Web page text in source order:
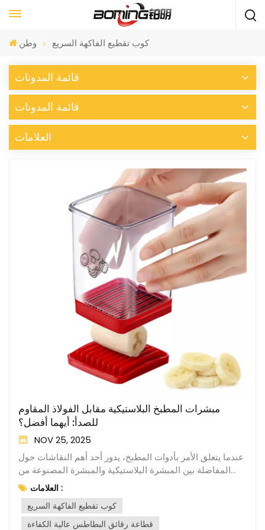
وطن كوب تقطيع الفاكهة السريع
قائمة المدونات
قائمة المدونات
العلامات
مبشرات المطبخ البلاستيكية مقابل الفولاذ المقاوم
للصدأ: أيهما أفضل؟
NOV 25, 2025
عندما يتعلق الأمر بأدوات المطبخ، يدور أحد أهم النقاشات حول
المفاضلة بين المبشرة البلاستيكية والمبشرة المصنوعة من
الفولاذ المقاوم للصدأ. لكل نوع مزاياه وعيوبه، مما يجعل
الاختيار مسألة تفضيل شخصي واحتياجات محددة في المطبخ.
في هذه المدونة، سنتناول خصائص كل نوع من أنواع المبشرات
لمساعدتك في تحديد النوع الأنسب لمشاريعك في الطهي. تُعدّ
العلامات :
كوب تقطيع الفاكهة السريع
قطاعة رقائق البطاطس عالية الكفاءة